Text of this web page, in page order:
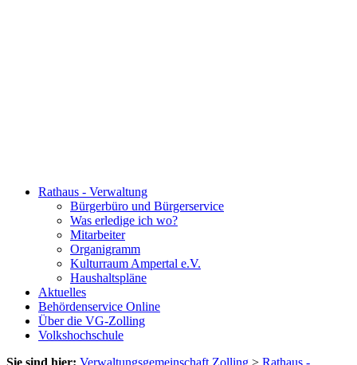
Rathaus - Verwaltung
Bürgerbüro und Bürgerservice
Was erledige ich wo?
Mitarbeiter
Organigramm
Kulturraum Ampertal e.V.
Haushaltspläne
Aktuelles
Behördenservice Online
Über die VG-Zolling
Volkshochschule
Sie sind hier: Verwaltungsgemeinschaft Zolling > Rathaus -